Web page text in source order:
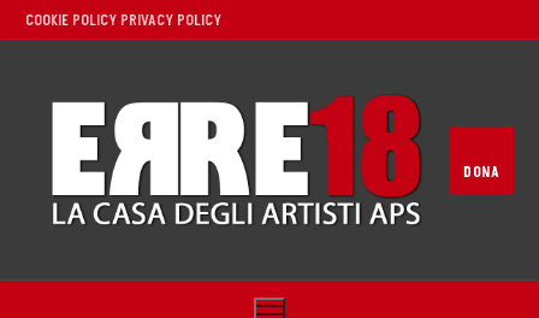
COOKIE POLICY PRIVACY POLICY
DONA